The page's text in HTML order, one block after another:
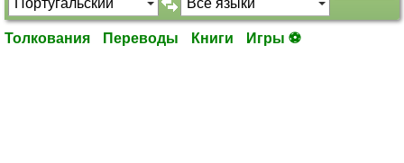
Толкования Переводы Книги Игры ⚽